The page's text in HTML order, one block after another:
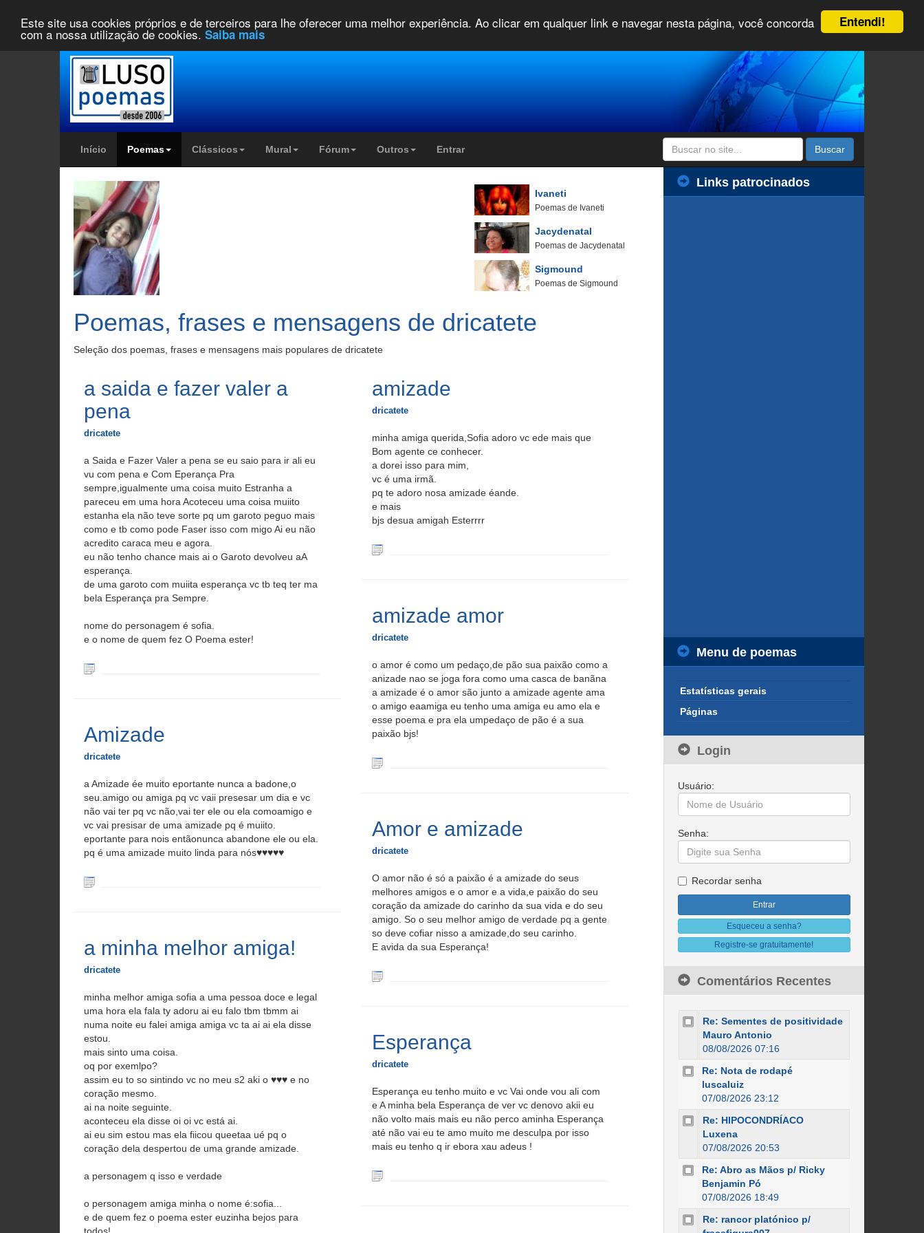
Entendi!
Este site usa cookies próprios e de terceiros para lhe oferecer uma melhor experiência. Ao clicar em qualquer link e navegar nesta página, você concorda
com a nossa utilização de cookies. Saiba mais
Início Poemas Clássicos Mural Fórum Outros Entrar Buscar
Ivaneti
Poemas de Ivaneti
Jacydenatal
Poemas de Jacydenatal
Sigmound
Poemas de Sigmound
Poemas, frases e mensagens de dricatete
Seleção dos poemas, frases e mensagens mais populares de dricatete
a saida e fazer valer a
pena
dricatete
a Saida e Fazer Valer a pena se eu saio para ir ali eu
vu com pena e Com Eperança Pra
sempre,igualmente uma coisa muito Estranha a
pareceu em uma hora Acoteceu uma coisa muiito
estanha ela não teve sorte pq um garoto peguo mais
como e tb como pode Faser isso com migo Ai eu não
acredito caraca meu e agora.
eu não tenho chance mais ai o Garoto devolveu aA
esperança.
de uma garoto com muiita esperança vc tb teq ter ma
bela Esperança pra Sempre.
nome do personagem é sofia.
e o nome de quem fez O Poema ester!
Amizade
dricatete
a Amizade ée muito eportante nunca a badone,o
seu.amigo ou amiga pq vc vaii presesar um dia e vc
não vai ter pq vc não,vai ter ele ou ela comoamigo e
vc vai presisar de uma amizade pq é muiito.
eportante para nois entãonunca abandone ele ou ela.
pq é uma amizade muito linda para nós♥♥♥♥♥
a minha melhor amiga!
dricatete
minha melhor amiga sofia a uma pessoa doce e legal
uma hora ela fala ty adoru ai eu falo tbm tbmm ai
numa noite eu falei amiga amiga vc ta ai ai ela disse
estou.
mais sinto uma coisa.
oq por exemlpo?
assim eu to so sintindo vc no meu s2 aki o ♥♥♥ e no
coração mesmo.
ai na noite seguinte.
aconteceu ela disse oi oi vc está ai.
ai eu sim estou mas ela fiicou queetaa ué pq o
coração dela despertou de uma grande amizade.
a personagem q isso e verdade
o personagem amiga minha o nome é:sofia...
e de quem fez o poema ester euzinha bejos para
amizade
dricatete
minha amiga querida,Sofia adoro vc ede mais que
Bom agente ce conhecer.
a dorei isso para mim,
vc é uma irmã.
pq te adoro nosa amizade éande.
e mais
bjs desua amigah Esterrrr
amizade amor
dricatete
o amor é como um pedaço,de pão sua paixão como a
anizade nao se joga fora como uma casca de banãna
a amizade é o amor são junto a amizade agente ama
o amigo eaamiga eu tenho uma amiga eu amo ela e
esse poema e pra ela umpedaço de pão é a sua
paixão bjs!
Amor e amizade
dricatete
O amor não é só a paixão é a amizade do seus
melhores amigos e o amor e a vida,e paixão do seu
coração da amizade do carinho da sua vida e do seu
amigo. So o seu melhor amigo de verdade pq a gente
so deve cofiar nisso a amizade,do seu carinho.
E avida da sua Esperança!
Esperança
dricatete
Esperança eu tenho muito e vc Vai onde vou ali com
e A minha bela Esperança de ver vc denovo akii eu
não volto mais mais eu não perco aminha Esperança
até não vai eu te amo muito me desculpa por isso
mais eu tenho q ir ebora xau adeus !
Links patrocinados
Menu de poemas
Estatísticas gerais
Páginas
Login
Usuário:
Senha:
Recordar senha
Esqueceu a senha?
Registre-se gratuitamente!
Comentários Recentes
Re: Sementes de positividade
Mauro Antonio
08/08/2026 07:16
Re: Nota de rodapé
luscaluiz
07/08/2026 23:12
Re: HIPOCONDRÍACO
Luxena
07/08/2026 20:53
Re: Abro as Mãos p/ Ricky
Benjamin Pó
07/08/2026 18:49
Re: rancor platónico p/